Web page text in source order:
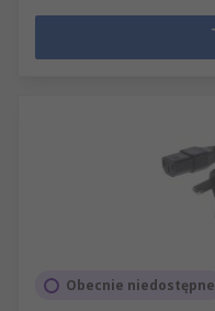
Obecnie niedostępne